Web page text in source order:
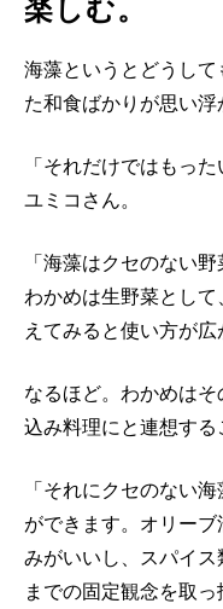
楽しむ。
海藻というとどうし
た和食ばかりが思い浮
「それだけではもっ
ユミコさん。
「海藻はクセのない
わかめは生野菜とし
えてみると使い方が広
なるほど。わかめは
込み料理にと連想する
「それにクセのない
ができます。オリー
みがいいし、スパイ
までの固定観念を取